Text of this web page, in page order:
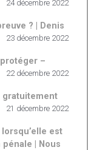
24 décembre 2022
? | Denis
23 décembre 2022
–
22 décembre 2022
gratuitement
21 décembre 2022
est
| Nous